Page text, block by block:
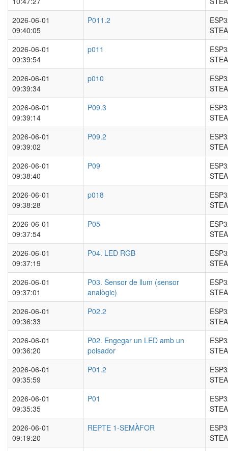
2026-06-01
09:40:05
P011.2
2026-06-01
09:39:54
p011
2026-06-01
09:39:34
p010
2026-06-01
09:39:14
P09.3
2026-06-01
09:39:02
P09.2
2026-06-01
09:38:40
P09
2026-06-01
09:38:28
p018
2026-06-01
09:37:54
P05
2026-06-01
09:37:19
P04. LED RGB
2026-06-01
09:37:01
P03. Sensor de llum (sensor
analògic)
2026-06-01
09:36:33
P02.2
2026-06-01
09:36:20
P02. Engegar un LED amb un
polsador
2026-06-01
09:35:59
P01.2
2026-06-01
09:35:35
P01
2026-06-01
09:19:20
REPTE 1-SEMÀFOR